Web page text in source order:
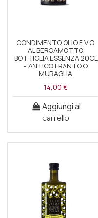
CONDIMENTO OLIO E.V.O.
AL BERGAMOTTO
BOTTIGLIA ESSENZA 20CL
- ANTICO FRANTOIO
MURAGLIA
14,00 €
Aggiungi al
carrello